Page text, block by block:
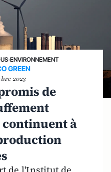
›ENVIRONNEMENT
GREEN
2023
de
à